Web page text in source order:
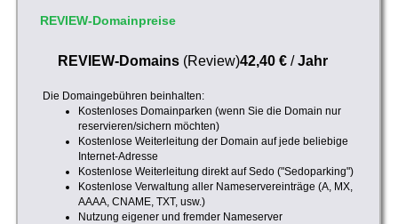
REVIEW-Domainpreise
REVIEW-Domains(Review)42,40 €/Jahr
Die Domaingebühren beinhalten:
Kostenloses Domainparken (wenn Sie die Domain nur
reservieren/sichern möchten)
Kostenlose Weiterleitung der Domain auf jede beliebige
Internet-Adresse
Kostenlose Weiterleitung direkt auf Sedo ("Sedoparking")
Kostenlose Verwaltung aller Nameservereinträge (A, MX,
AAAA, CNAME, TXT, usw.)
Nutzung eigener und fremder Nameserver